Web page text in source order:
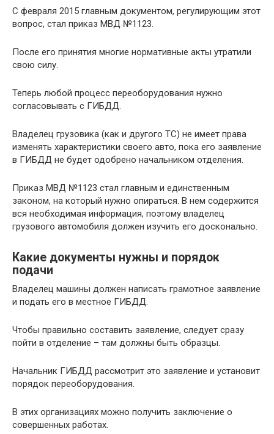
С февраля 2015 главным документом, регулирующим этот
вопрос, стал приказ МВД №1123.
После его принятия многие нормативные акты утратили
свою силу.
Теперь любой процесс переоборудования нужно
согласовывать с ГИБДД.
Владелец грузовика (как и другого ТС) не имеет права
изменять характеристики своего авто, пока его заявление
в ГИБДД не будет одобрено начальником отделения.
Приказ МВД №1123 стал главным и единственным
законом, на который нужно опираться. В нем содержится
вся необходимая информация, поэтому владелец
грузового автомобиля должен изучить его досконально.
Какие документы нужны и порядок
подачи
Владелец машины должен написать грамотное заявление
и подать его в местное ГИБДД.
Чтобы правильно составить заявление, следует сразу
пойти в отделение – там должны быть образцы.
Начальник ГИБДД рассмотрит это заявление и установит
порядок переоборудования.
В этих организациях можно получить заключение о
совершенных работах.